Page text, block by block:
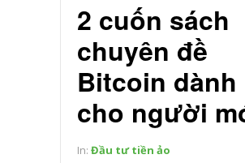
2 cuốn sách
chuyên đề
Bitcoin dành
cho người
In: Đầu tư tiền ảo